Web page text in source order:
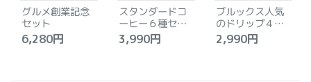
グルメ創業記念
セット
6,280円
スタンダードコ
ーヒー６種セッ
ト
3,990円
ブルックス人気
のドリップ４種
セット
2,990円